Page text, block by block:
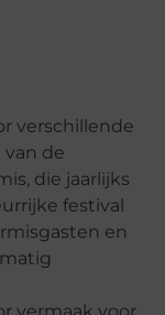
verschillende
de
die jaarlijks
festival
en